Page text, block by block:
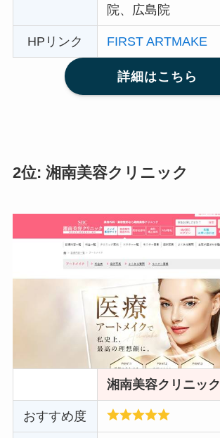
院、広島院
HPリンク FIRST ARTMAKE
詳細はこちら
2位: 湘南美容クリニック
湘南美容クリニック
おすすめ度